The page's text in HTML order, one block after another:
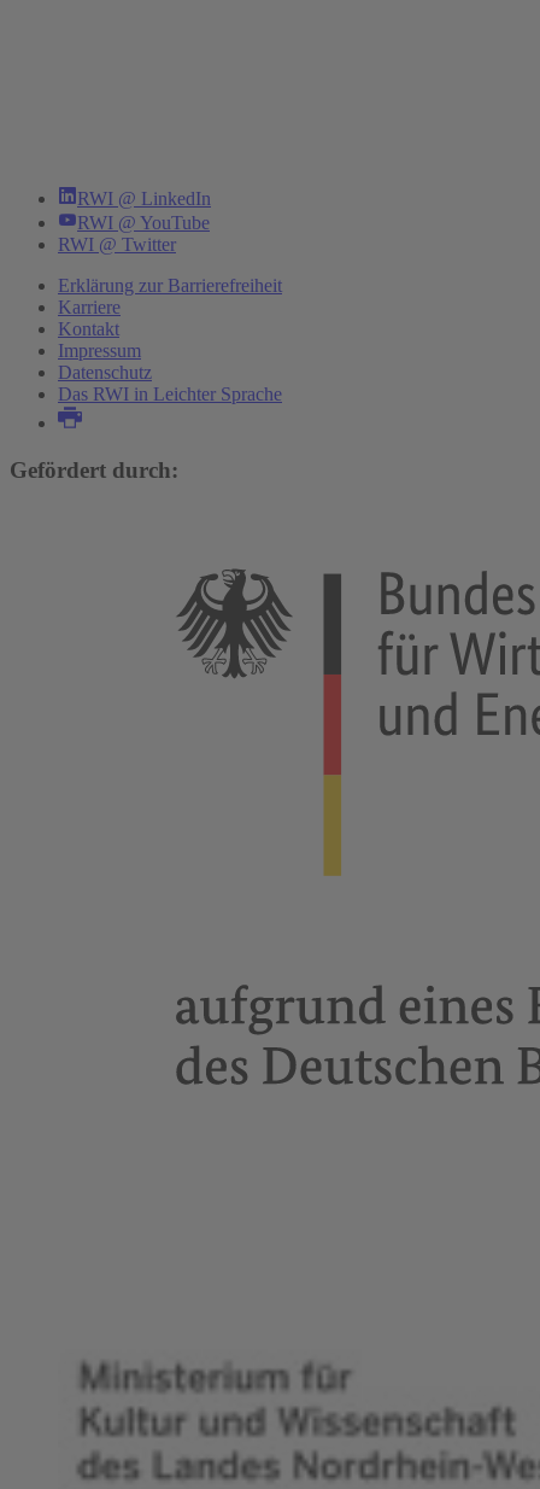
RWI @ LinkedIn
RWI @ YouTube
RWI @ Twitter
Erklärung zur Barrierefreiheit
Karriere
Kontakt
Impressum
Datenschutz
Das RWI in Leichter Sprache
Gefördert durch: